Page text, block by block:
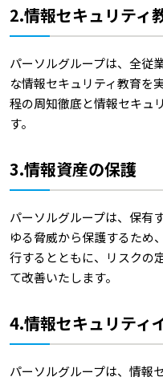
2.情報セキュリティ
パーソルグループは、全従
な情報セキュリティ教育を
程の周知徹底と情報セキュ
す。
3.情報資産の保護
パーソルグループは、保有
ゆる脅威から保護するため
行するとともに、リスクの
て改善いたします。
4.情報セキュリティ
パーソルグループは、情報